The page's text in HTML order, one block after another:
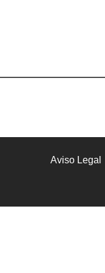
Aviso Legal